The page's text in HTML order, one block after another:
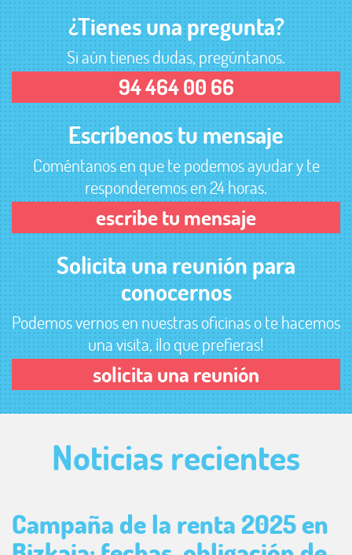
¿Tienes una pregunta?
Si aún tienes dudas, pregúntanos.
94 464 00 66
Escríbenos tu mensaje
Coméntanos en que te podemos ayudar y te
responderemos en 24 horas.
escribe tu mensaje
Solicita una reunión para
conocernos
Podemos vernos en nuestras oficinas o te hacemos
una visita, ¡lo que prefieras!
solicita una reunión
Noticias recientes
Campaña de la renta 2025 en